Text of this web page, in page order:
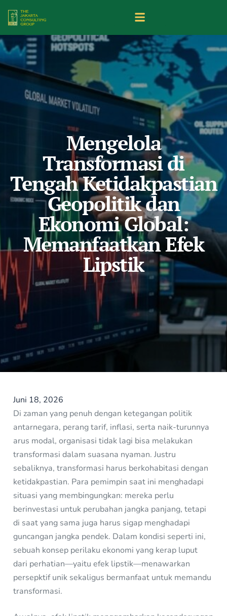
Mengelola
Transformasi di
Tengah Ketidakpastian
Geopolitik dan
Ekonomi Global:
Memanfaatkan Efek
Lipstik
Juni 18, 2026
Di zaman yang penuh dengan ketegangan politik
antarnegara, perang tarif, inflasi, serta naik-turunnya
arus modal, organisasi tidak lagi bisa melakukan
transformasi dalam suasana nyaman. Justru
sebaliknya, transformasi harus berkohabitasi dengan
ketidakpastian. Para pemimpin saat ini menghadapi
situasi yang membingungkan: mereka perlu
berinvestasi untuk perubahan jangka panjang, tetapi
di saat yang sama juga harus sigap menghadapi
guncangan jangka pendek. Dalam kondisi seperti ini,
sebuah konsep perilaku ekonomi yang kerap luput
dari perhatian—yaitu efek lipstik—menawarkan
persepktif unik sekaligus bermanfaat untuk memandu
transformasi.